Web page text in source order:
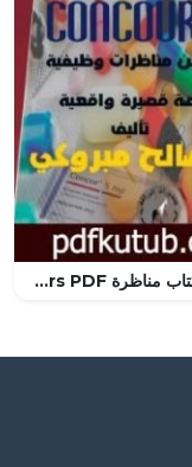
تحميل كتاب مناظرة concours PDF تأليف صالح مبروكي مجانا [كامل]